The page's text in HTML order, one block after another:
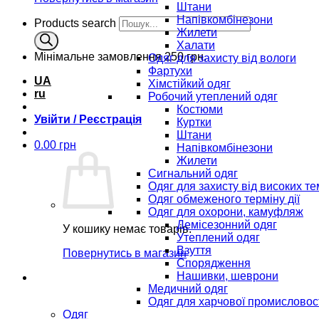
Products search
Мінімальне замовлення250 грн.
UA
ru
Увійти / Реєстрація
0.00 грн
У кошику немає товарів.
Повернутись в магазин
Штани
Напівкомбінезони
Жилети
Халати
Одяг для захисту від вологи
Фартухи
Хімстійкий одяг
Робочий утеплений одяг
Костюми
Куртки
Штани
Напівкомбінезони
Жилети
Сигнальний одяг
Одяг для захисту від високих
Одяг обмеженого терміну дії
Одяг для охорони, камуфляж
Демісезонний одяг
Утеплений одяг
Взуття
Спорядження
Нашивки, шеврони
Медичний одяг
Одяг для харчової
Одяг